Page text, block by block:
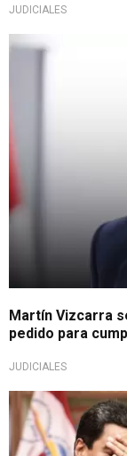
JUDICIALES
PJ rehaza pedido
Martín Vizcarra
pedido para
JUDICIALES
Espera compartir